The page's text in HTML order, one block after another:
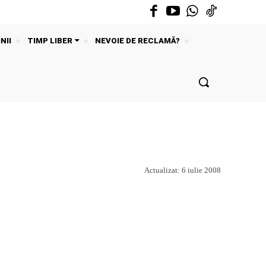
TIMP LIBER NEVOIE DE RECLAMĂ?
Actualizat: 6 iulie 2008